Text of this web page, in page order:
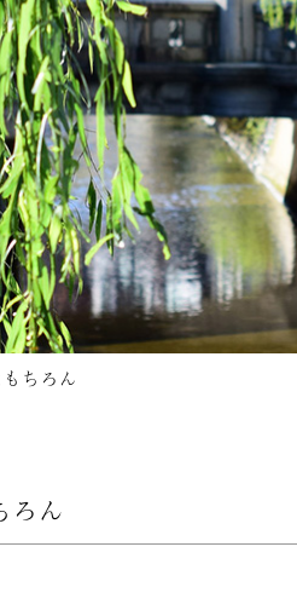
ちろん
ろん